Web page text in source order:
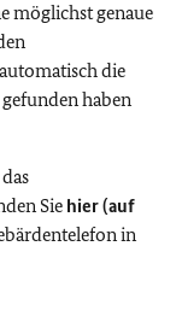
möglichst genaue
die
gefunden haben
Sie hier (auf
in